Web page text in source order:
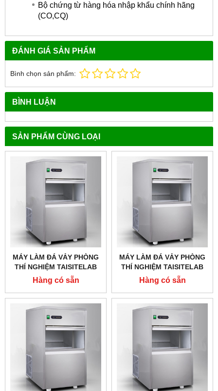
Bộ chứng từ hàng hóa nhập khẩu chính hãng
(CO,CQ)
ĐÁNH GIÁ SẢN PHẨM
Bình chọn sản phẩm:
BÌNH LUẬN
SẢN PHẨM CÙNG LOẠI
MÁY LÀM ĐÁ VẢY PHÒNG
THÍ NGHIỆM TAISITELAB
IMS-300,CÔNG SUẤT 300
KG/24H
Hàng có sẵn
MÁY LÀM ĐÁ VẢY PHÒNG
THÍ NGHIỆM TAISITELAB
IMS-250,CÔNG SUẤT 250
KG/24H
Hàng có sẵn